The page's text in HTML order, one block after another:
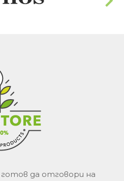
да отговори на